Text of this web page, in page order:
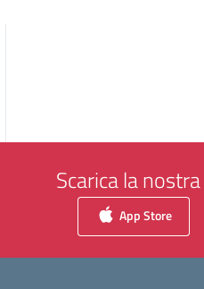
Scarica la
App Store